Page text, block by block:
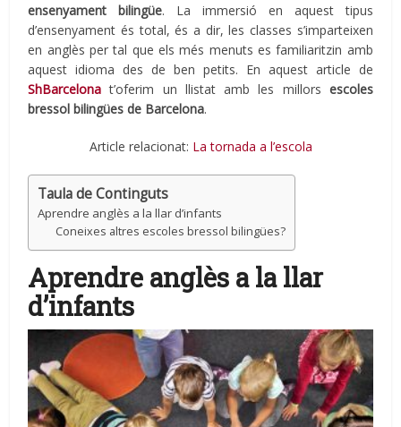
ensenyament bilingüe. La immersió en aquest tipus
d’ensenyament és total, és a dir, les classes s’imparteixen
en anglès per tal que els més menuts es familiaritzin amb
aquest idioma des de ben petits. En aquest article de
ShBarcelona t’oferim un llistat amb les millors escoles
bressol bilingües de Barcelona.
Article relacionat: La tornada a l’escola
Taula de Continguts
Aprendre anglès a la llar d’infants
Coneixes altres escoles bressol bilingües?
Aprendre anglès a la llar
d’infants